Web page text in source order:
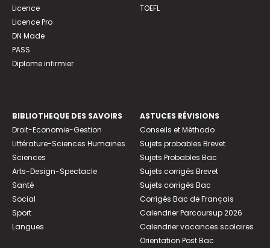
Licence
Licence Pro
DN Made
PASS
Diplome infirmier
TOEFL
BIBLIOTHEQUE DES SAVOIRS
Droit-Economie-Gestion
Littérature-Sciences Humaines
Sciences
Arts-Design-Spectacle
Santé
Social
Sport
Langues
ASTUCES RÉVISIONS
Conseils et Méthodo
Sujets probables Brevet
Sujets Probables Bac
Sujets corrigés Brevet
Sujets corrigés Bac
Corrigés Bac de Français
Calendrier Parcoursup 2026
Calendrier vacances scolaires
Orientation Post Bac